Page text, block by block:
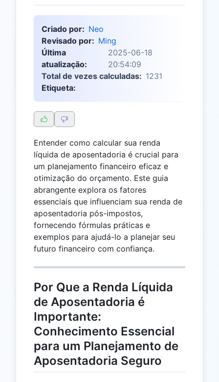
Criado por: Neo
Revisado por: Ming
Última
atualização:
2025-06-18
20:54:09
Total de vezes calculadas: 1231
Etiqueta:
Entender como calcular sua renda
líquida de aposentadoria é crucial para
um planejamento financeiro eficaz e
otimização do orçamento. Este guia
abrangente explora os fatores
essenciais que influenciam sua renda de
aposentadoria pós-impostos,
fornecendo fórmulas práticas e
exemplos para ajudá-lo a planejar seu
futuro financeiro com confiança.
Por Que a Renda Líquida
de Aposentadoria é
Importante:
Conhecimento Essencial
para um Planejamento de
Aposentadoria Seguro